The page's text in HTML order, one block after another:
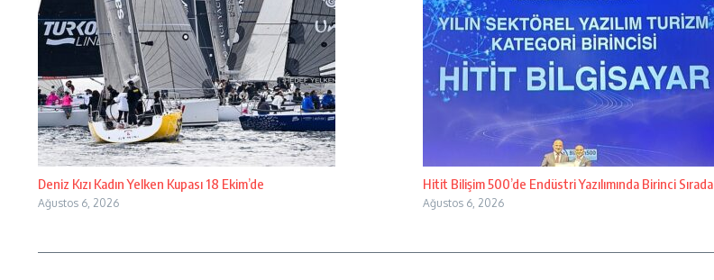
Deniz Kızı Kadın Yelken Kupası 18 Ekim’de
Ağustos 6, 2026
Hitit Bilişim 500’de Endüstri Yazılımında Birinci Sırada
Ağustos 6, 2026